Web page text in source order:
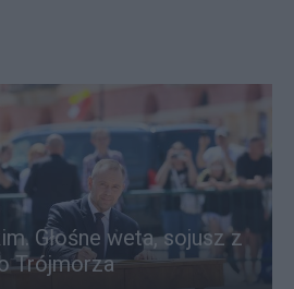
Głośne weta, sojusz z
Trójmorza